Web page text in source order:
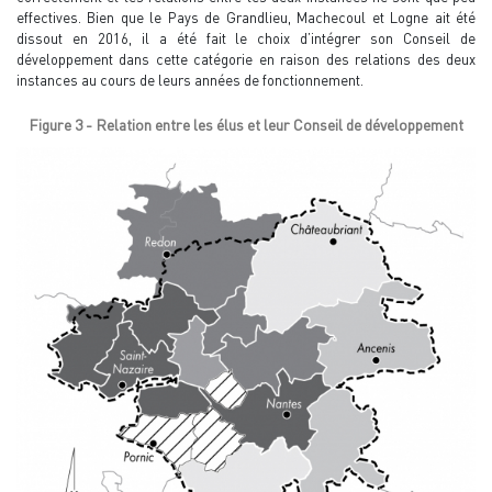
effectives. Bien que le Pays de Grandlieu, Machecoul et Logne ait été
dissout en 2016, il a été fait le choix d’intégrer son Conseil de
développement dans cette catégorie en raison des relations des deux
instances au cours de leurs années de fonctionnement.
Figure 3 - Relation entre les élus et leur Conseil de développement